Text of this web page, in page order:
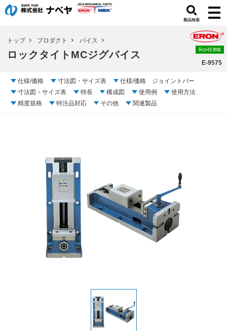
製品検索
トップ プロダクト バイス
ロックタイトMCジグバイス
E-9575
仕様/価格 寸法図・サイズ表
仕様/価格 ジョイントバー
寸法図・サイズ表
特長 構成図 使用例
使用方法
精度規格
特注品対応 その他 関連製品